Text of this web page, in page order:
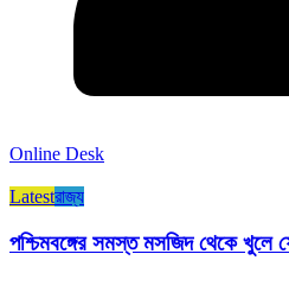
Online Desk
Latestরাজ্য​
পশ্চিমবঙ্গের সমস্ত মসজিদ থেকে খুলে